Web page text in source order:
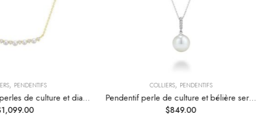
, PENDENTIFS
Collier barre en perles de culture et diamants
COLLIERS, PENDENTIFS
Pendentif perle de culture et bélière sertie de diamants
$849.00